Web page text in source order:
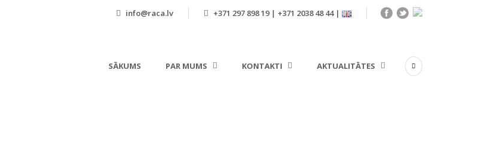
info@raca.lv +371 297 898 19 | +371 2038 48 44 |
SĀKUMS PAR MUMS KONTAKTI AKTUALITĀTES